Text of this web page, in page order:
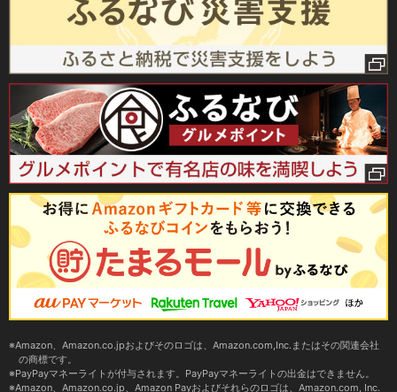
Amazon、Amazon.co.jpおよびそのロゴは、Amazon.com,Inc.またはその関連会社
の商標です。
PayPayマネーライトが付与されます。PayPayマネーライトの出金はできません。
Amazon、Amazon.co.jp、Amazon Payおよびそれらのロゴは、Amazon.com, Inc.